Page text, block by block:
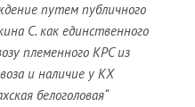
путем публичного
С. как единственного
племенного КРС из
и наличие у КХ
белоголовая“